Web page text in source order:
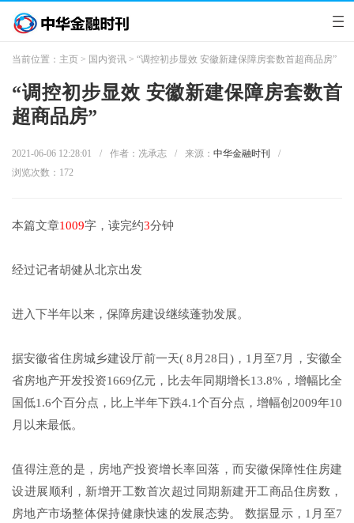
当前位置： 主页 > 国内资讯 > “调控初步显效 安徽新建保障房套数首超商品房”
“调控初步显效 安徽新建保障房套数首
超商品房”
2021-06-06 12:28:01 / 作者：冼承志 / 来源： 中华金融时刊
/
浏览次数： 172
本篇文章1009字，读完约3分钟
经过记者胡健从北京出发
进入下半年以来，保障房建设继续蓬勃发展。
据安徽省住房城乡建设厅前一天( 8月28日)，1月至7月，安徽全
省房地产开发投资1669亿元，比去年同期增长13.8%，增幅比全
国低1.6个百分点，比上半年下跌4.1个百分点，增幅创2009年10
月以来最低。
值得注意的是，房地产投资增长率回落，而安徽保障性住房建
设进展顺利，新增开工数首次超过同期新建开工商品住房数，
房地产市场整体保持健康快速的发展态势。 数据显示，1月至7